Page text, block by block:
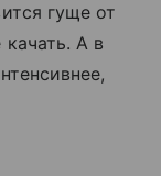
гуще от
А в